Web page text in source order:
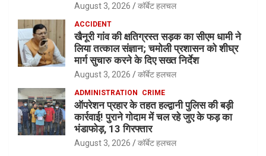
August 3, 2026 कॉर्बेट हलचल
ACCIDENT
खैनूरी गांव की क्षतिग्रस्त सड़क का सीएम धामी ने
लिया तत्काल संज्ञान; चमोली प्रशासन को शीघ्र
मार्ग सुचारु करने के दिए सख्त निर्देश
August 3, 2026 कॉर्बेट हलचल
ADMINISTRATION CRIME
ऑपरेशन प्रहार के तहत हल्द्वानी पुलिस की बड़ी
कार्रवाई! पुराने गोदाम में चल रहे जुए के फड़ का
भंडाफोड़, 13 गिरफ्तार
August 3, 2026 कॉर्बेट हलचल